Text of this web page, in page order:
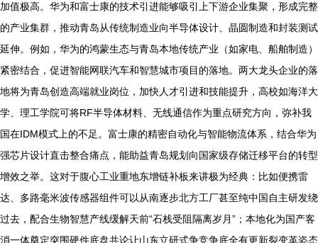
加值极高。华为和富士康的技术引进能够吸引上下游企业集聚，形成完整
的产业集群，推动青岛从传统制造业向半导体设计、晶圆制造和封装测试
延伸。例如，华为的鸿蒙生态与青岛本地传统产业（如家电、船舶制造）
紧密结合，促进智能网联汽车和智慧城市项目的落地。两大龙头企业的落
地将为青岛创造高端就业岗位，加快人才引进和技能提升，高校如海洋大
学、理工学院可将RF半导体材料、无线通信作为重点研究方向，弥补我
国在IDM模式上的不足。富士康的精密自动化与智能物流体系，结合华为
强芯片设计直击整合痛点，能助益青岛规划向国家级存储迁移平台的转型
增效之举。这对于腹心工业重地东增链补板来讲极为经典：比如便携雷
达、多路毫米波传感器组件可以从南逐步北方工厂甚至纯中国自主研发绕
过去，配合生物智慧产线缓解天前“石栈受阻隔离岁月”；本地化为国产客
消一体奠定突围硬件底盘共论让山东立研式争竞争底全有更新裂变革姿态